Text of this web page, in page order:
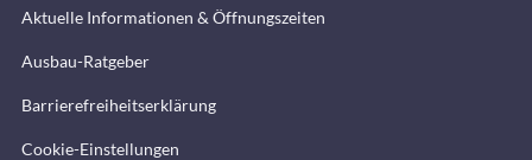
Aktuelle Informationen & Öffnungszeiten
Ausbau-Ratgeber
Barrierefreiheitserklärung
Cookie-Einstellungen